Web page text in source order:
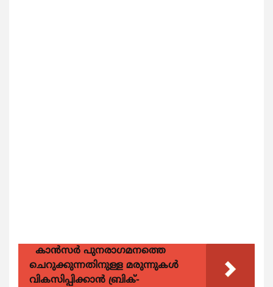
കാന്‍സര്‍ പുനരാഗമനത്തെ
ചെറുക്കുന്നതിനുള്ള മരുന്നുകള്‍
വികസിപ്പിക്കാന്‍ ബ്രിക്-